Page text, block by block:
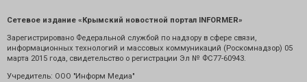
Сетевое издание «Крымский новостной портал INFORMER»
Зарегистрировано Федеральной службой по надзору в сфере связи,
информационных технологий и массовых коммуникаций (Роскомнадзор) 05
марта 2015 года, свидетельство о регистрации Эл № ФС77-60943.
Учредитель: ООО "Информ Медиа"